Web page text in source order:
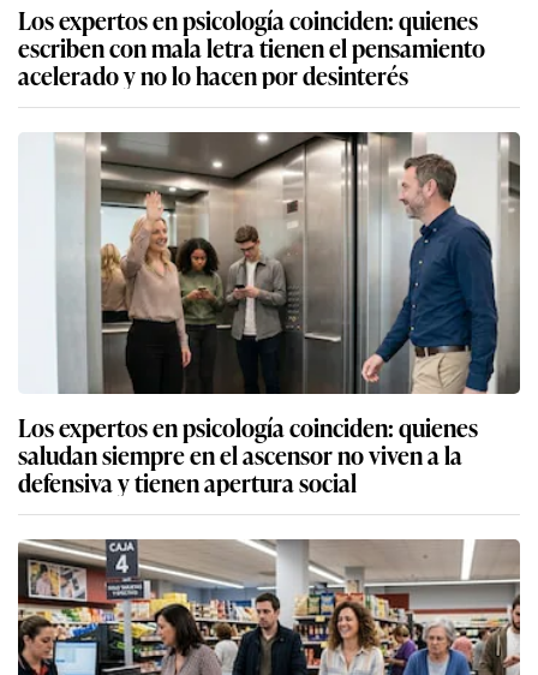
Los expertos en psicología coinciden: quienes
escriben con mala letra tienen el pensamiento
acelerado y no lo hacen por desinterés
Los expertos en psicología coinciden: quienes
saludan siempre en el ascensor no viven a la
defensiva y tienen apertura social